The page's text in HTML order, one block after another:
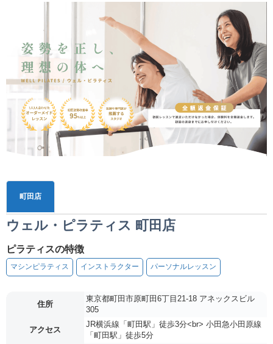
町田店
ウェル・ピラティス 町田店
ピラティスの特徴
マシンピラティス インストラクター パーソナルレッスン
住所
東京都町田市原町田6丁目21-18 アネックスビル
305
アクセス
JR横浜線「町田駅」徒歩3分<br> 小田急小田原線
「町田駅」徒歩5分